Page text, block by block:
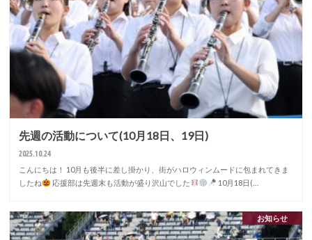
先週の活動について(10月18日、19日)
2025.10.24
こんにちは！ 10月も後半に差し掛かり、街がハロウィンムードに包まれてきま
したね
応援部は先週末も活動が盛り沢山でした 10月18日(…
お知らせ